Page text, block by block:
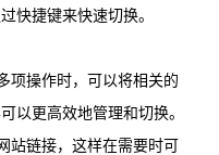
快捷键来快速切换。
项操作时，可以将相关的
以更高效地管理和切换。
站链接，这样在需要时可